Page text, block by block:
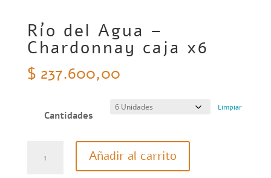
Río del Agua –
Chardonnay caja x6
$ 237.600,00
Cantidades
Limpiar
Añadir al carrito